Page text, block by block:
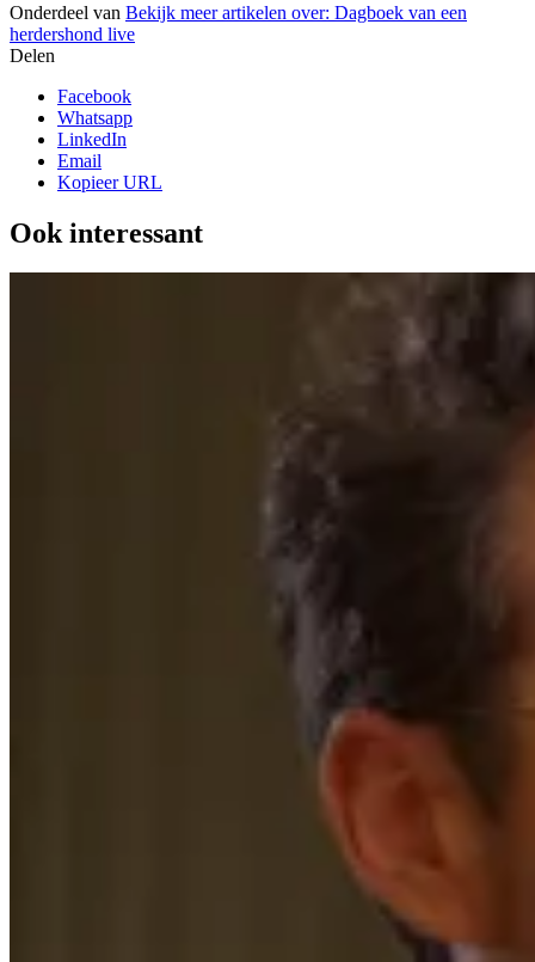
Onderdeel van Bekijk meer artikelen over: Dagboek van een
herdershond live
Delen
Facebook
Whatsapp
LinkedIn
Email
Kopieer URL
Ook interessant